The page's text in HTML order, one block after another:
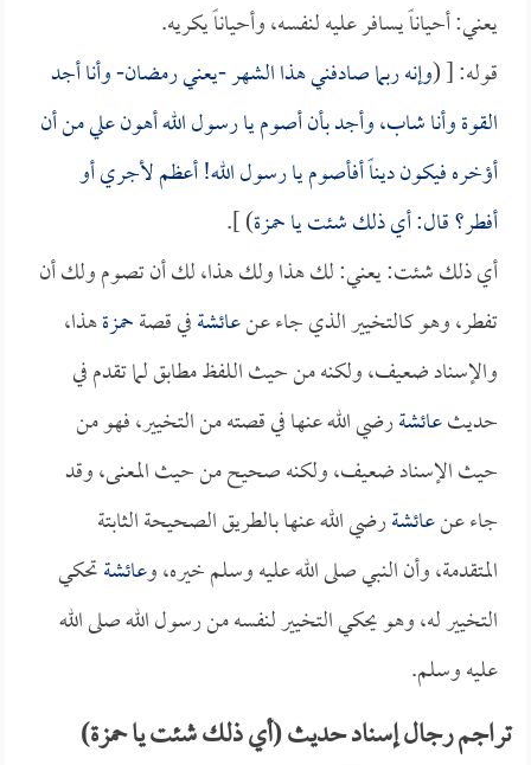
يعني: أحياناً يسافر عليه لنفسه، وأحياناً يكريه.
قوله: [ (وإنه ربما صادفني هذا الشهر -يعني رمضان- وأنا أجد
القوة وأنا شاب، وأجد بأن أصوم يا رسول الله أهون علي من أن
أؤخره فيكون ديناً أفأصوم يا رسول الله! أعظم لأجري أو
أفطر؟ قال: أي ذلك شئت ياحمزة) ].
أي ذلك شئت: يعني: لك هذا ولك هذا، لك أن تصوم ولك أن
تفطر، وهو كالتخيير الذي جاء عنعائشةفي قصةحمزةهذا،
والإسناد ضعيف، ولكنه من حيث اللفظ مطابق لما تقدم في
حديثعائشةرضي الله عنها في قصته من التخيير، فهو من
حيث الإسناد ضعيف، ولكنه صحيح من حيث المعنى، وقد
جاء عنعائشةرضي الله عنها بالطريق الصحيحة الثابتة
المتقدمة، وأن النبي صلى الله عليه وسلم خيره، وعائشةتحكي
التخيير له، وهو يحكي التخيير لنفسه من رسول الله صلى الله
عليه وسلم.
تراجم رجال إسناد حديث (أي ذلك شئت يا حمزة)